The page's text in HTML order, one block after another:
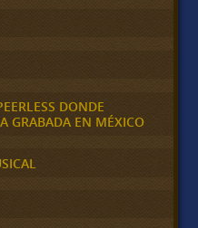
DONDE
GRABADA EN MÉXICO